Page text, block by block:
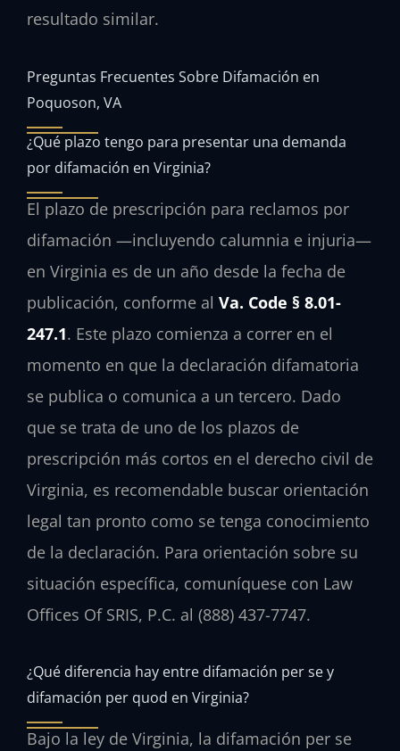
resultado similar.
Preguntas Frecuentes Sobre Difamación en
Poquoson, VA
¿Qué plazo tengo para presentar una demanda
por difamación en Virginia?
El plazo de prescripción para reclamos por
difamación —incluyendo calumnia e injuria—
en Virginia es de un año desde la fecha de
publicación, conforme al Va. Code § 8.01-
247.1. Este plazo comienza a correr en el
momento en que la declaración difamatoria
se publica o comunica a un tercero. Dado
que se trata de uno de los plazos de
prescripción más cortos en el derecho civil de
Virginia, es recomendable buscar orientación
legal tan pronto como se tenga conocimiento
de la declaración. Para orientación sobre su
situación específica, comuníquese con Law
Offices Of SRIS, P.C. al (888) 437-7747.
¿Qué diferencia hay entre difamación per se y
difamación per quod en Virginia?
Bajo la ley de Virginia, la difamación per se